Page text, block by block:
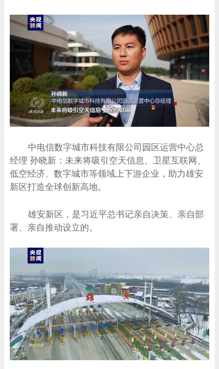
中电信数字城市科技有限公司园区运营中心总
经理 孙晓新：未来将吸引空天信息、卫星互联网、
低空经济、数字城市等领域上下游企业，助力雄安
新区打造全球创新高地。
雄安新区，是习近平总书记亲自决策、亲自部
署、亲自推动设立的。